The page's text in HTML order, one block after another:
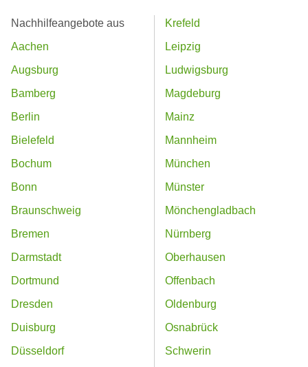
Nachhilfeangebote aus
Aachen
Augsburg
Bamberg
Berlin
Bielefeld
Bochum
Bonn
Braunschweig
Bremen
Darmstadt
Dortmund
Dresden
Duisburg
Düsseldorf
Krefeld
Leipzig
Ludwigsburg
Magdeburg
Mainz
Mannheim
München
Münster
Mönchengladbach
Nürnberg
Oberhausen
Offenbach
Oldenburg
Osnabrück
Schwerin